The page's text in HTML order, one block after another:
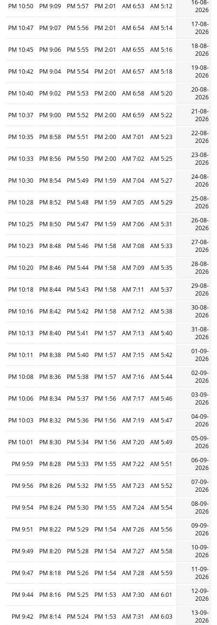
16-08-
2026
5:12 AM
6:53 AM
2:01 PM
5:57 PM
9:09 PM
10:50 PM
17-08-
2026
5:14 AM
6:54 AM
2:01 PM
5:56 PM
9:07 PM
10:47 PM
18-08-
2026
5:16 AM
6:55 AM
2:01 PM
5:55 PM
9:06 PM
10:45 PM
19-08-
2026
5:18 AM
6:57 AM
2:01 PM
5:54 PM
9:04 PM
10:42 PM
20-08-
2026
5:20 AM
6:58 AM
2:00 PM
5:53 PM
9:02 PM
10:40 PM
21-08-
2026
5:22 AM
6:59 AM
2:00 PM
5:52 PM
9:00 PM
10:37 PM
22-08-
2026
5:23 AM
7:01 AM
2:00 PM
5:51 PM
8:58 PM
10:35 PM
23-08-
2026
5:25 AM
7:02 AM
2:00 PM
5:50 PM
8:56 PM
10:33 PM
24-08-
2026
5:27 AM
7:04 AM
1:59 PM
5:49 PM
8:54 PM
10:30 PM
25-08-
2026
5:29 AM
7:05 AM
1:59 PM
5:48 PM
8:52 PM
10:28 PM
26-08-
2026
5:31 AM
7:06 AM
1:59 PM
5:47 PM
8:50 PM
10:25 PM
27-08-
2026
5:33 AM
7:08 AM
1:58 PM
5:46 PM
8:48 PM
10:23 PM
28-08-
2026
5:35 AM
7:09 AM
1:58 PM
5:44 PM
8:46 PM
10:20 PM
29-08-
2026
5:37 AM
7:11 AM
1:58 PM
5:43 PM
8:44 PM
10:18 PM
30-08-
2026
5:38 AM
7:12 AM
1:58 PM
5:42 PM
8:42 PM
10:16 PM
31-08-
2026
5:40 AM
7:13 AM
1:57 PM
5:41 PM
8:40 PM
10:13 PM
01-09-
2026
5:42 AM
7:15 AM
1:57 PM
5:40 PM
8:38 PM
10:11 PM
02-09-
2026
5:44 AM
7:16 AM
1:57 PM
5:38 PM
8:36 PM
10:08 PM
03-09-
2026
5:46 AM
7:17 AM
1:56 PM
5:37 PM
8:34 PM
10:06 PM
04-09-
2026
5:47 AM
7:19 AM
1:56 PM
5:36 PM
8:32 PM
10:03 PM
05-09-
2026
5:49 AM
7:20 AM
1:56 PM
5:34 PM
8:30 PM
10:01 PM
06-09-
2026
5:51 AM
7:22 AM
1:55 PM
5:33 PM
8:28 PM
9:59 PM
07-09-
2026
5:52 AM
7:23 AM
1:55 PM
5:32 PM
8:26 PM
9:56 PM
08-09-
2026
5:54 AM
7:24 AM
1:55 PM
5:30 PM
8:24 PM
9:54 PM
09-09-
2026
5:56 AM
7:26 AM
1:54 PM
5:29 PM
8:22 PM
9:51 PM
10-09-
2026
5:58 AM
7:27 AM
1:54 PM
5:28 PM
8:20 PM
9:49 PM
11-09-
2026
5:59 AM
7:28 AM
1:54 PM
5:26 PM
8:18 PM
9:47 PM
12-09-
2026
6:01 AM
7:30 AM
1:53 PM
5:25 PM
8:16 PM
9:44 PM
13-09-
2026
6:03 AM
7:31 AM
1:53 PM
5:24 PM
8:14 PM
9:42 PM